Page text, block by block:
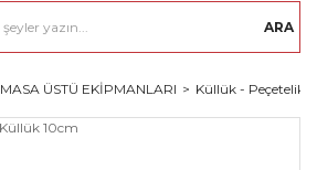
ARA
MASA ÜSTÜ EKİPMANLARI Küllük - Peçetelik